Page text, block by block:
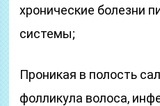
хронические болезни
системы;
Проникая в полость
фолликула волоса,